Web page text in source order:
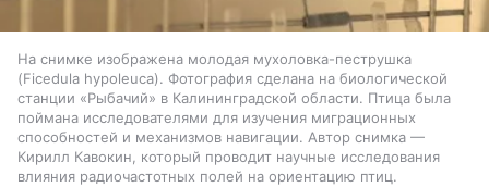
На снимке изображена молодая мухоловка-пеструшка
(Ficedula hypoleuca). Фотография сделана на биологической
станции «Рыбачий» в Калининградской области. Птица была
поймана исследователями для изучения миграционных
способностей и механизмов навигации. Автор снимка —
Кирилл Кавокин, который проводит научные исследования
влияния радиочастотных полей на ориентацию птиц.